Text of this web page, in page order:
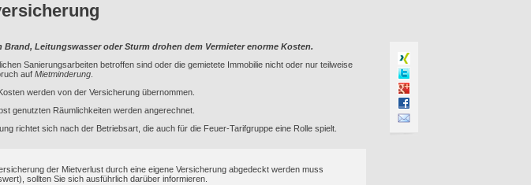
Brand, Leitungswasser oder Sturm drohen dem Vermieter enorme Kosten.
Sanierungsarbeiten betroffen sind oder die gemietete Immobilie nicht oder nur teilweise
auf Mietminderung
werden von der Versicherung übernommen.
genutzten Räumlichkeiten werden angerechnet.
richtet sich nach der Betriebsart, die auch für die Feuer-Tarifgruppe eine Rolle spielt.
der Mietverlust durch eine eigene Versicherung abgedeckt werden muss
sollten Sie sich ausführlich darüber informieren.